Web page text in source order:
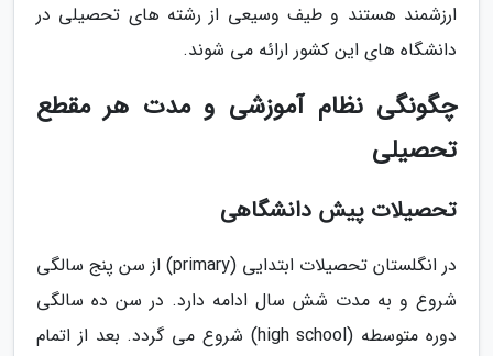
ارزشمند هستند و طیف وسیعی از رشته های تحصیلی در
دانشگاه های این کشور ارائه می شوند.
چگونگی نظام آموزشی و مدت هر مقطع
تحصیلی
تحصیلات پیش دانشگاهی
در انگلستان تحصیلات ابتدایی (primary) از سن پنج سالگی
شروع و به مدت شش سال ادامه دارد. در سن ده سالگی
دوره متوسطه (high school) شروع می گردد. بعد از اتمام